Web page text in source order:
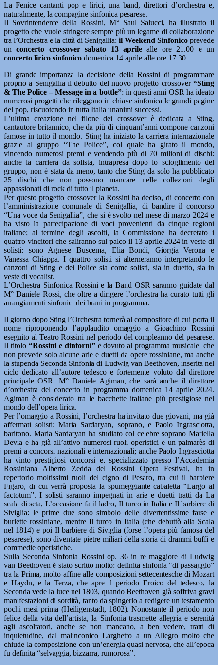
La Fenice cantanti pop e lirici, una band, direttori d’orchestra e,
naturalmente, la compagine sinfonica pesarese.
Il Sovrintendente della Rossini, M° Saul Salucci, ha illustrato il
progetto che vuole stringere sempre più un legame di collaborazione
tra l’Orchestra e la città di Senigallia: il Weekend Sinfonico prevede
unconcerto crossover sabato 13 aprile alle ore 21.00 e un
concerto lirico sinfonico domenica 14 aprile alle ore 17.30.
Di grande importanza la decisione della Rossini di programmare
proprio a Senigallia il debutto del nuovo progetto crossover “Sting
& The Police – Message in a bottle”: in questi anni OSR ha ideato
numerosi progetti che rileggono in chiave sinfonica le grandi pagine
del pop, riscuotendo in tutta Italia unanimi successi.
L’ultima creazione nel filone dei crossover è dedicata a Sting,
cantautore britannico, che da più di cinquant’anni compone canzoni
famose in tutto il mondo. Sting ha iniziato la carriera internazionale
grazie al gruppo “The Police”, col quale ha girato il mondo,
vincendo numerosi premi e vendendo più di 70 milioni di dischi:
anche la carriera da solista, intrapresa dopo lo scioglimento del
gruppo, non è stata da meno, tanto che Sting da solo ha pubblicato
25 dischi che non possono mancare nelle collezioni degli
appassionati di rock di tutto il pianeta.
Per questo progetto crossover la Rossini ha deciso, di concerto con
l’amministrazione comunale di Senigallia, di bandire il concorso
“Una voce da Senigallia”, che si è svolto nel mese di marzo 2024 e
ha visto la partecipazione di voci provenienti da cinque regioni
italiane; al termine degli ascolti, la Commissione ha decretato i
quattro vincitori che saliranno sul palco il 13 aprile 2024 in veste di
solisti: sono Agnese Buscema, Elia Bondi, Giorgia Verona e
Vanessa Chiappa. I quattro solisti si alterneranno interpretando le
canzoni di Sting e dei Police sia come solisti, sia in duetto, sia in
veste di vocalist.
L’Orchestra Sinfonica Rossini e la Band OSR saranno guidate dal
M° Daniele Rossi, che oltre a dirigere l’orchestra ha curato tutti gli
arrangiamenti sinfonici dei brani in programma.
Il giorno dopo Sting l’Orchestra tornerà al compositore di cui porta il
nome riproponendo l’applaudito omaggio a Gioachino Rossini
eseguito al Teatro Rossini nel periodo del compleanno del pesarese.
Il titolo “Rossini e dintorni”è dovuto al programma musicale, che
non prevede solo alcune arie e duetti da opere rossiniane, ma anche
la stupenda Seconda Sinfonia di Ludwig van Beethoven, inserita nel
ciclo dedicato all’autore tedesco e fortemente voluto dal direttore
principale OSR, M° Daniele Agiman, che sarà anche il direttore
d’orchestra del concerto in programma domenica 14 aprile 2024.
Agiman è considerato tra le bacchette italiane più prestigiose nel
mondo dell’opera lirica.
Per l’omaggio a Rossini, l’orchestra ha invitato due giovani, ma già
affermati solisti: Maria Sardaryan, soprano, e Paolo Ingrasciotta,
baritono. Maria Sardaryan ha studiato col celebre soprano Mariella
Devia e ha già all’attivo numerosi ruoli operistici e un palmarès di
premi a concorsi nazionali e internazionali; anche Paolo Ingrasciotta
ha vinto prestigiosi concorsi e, specializzato presso l’Accademia
Rossiniana Alberto Zedda del Rossini Opera Festival, ha in
repertorio moltissimi ruoli del cigno di Pesaro, tra cui il barbiere
Figaro, di cui verrà proposta la spumeggiante cabaletta “Largo al
factotum”. I solisti saranno impegnati in arie e duetti tratti da La
scala di seta, L’occasione fa il ladro, Il turco in Italia e Il barbiere di
Siviglia: le prime due sono simbolo delle divertentissime farse e
burlette rossiniane, mentre Il turco in Italia (che debuttò alla Scala
nel 1814) e poi Il barbiere di Siviglia (forse l’opera più famosa del
pesarese), sono diventate pietre miliari della storia di drammi buffi e
commedie operistiche.
Sulla Seconda Sinfonia Rossini op. 36 in re maggiore di Ludwig
van Beethoven è stato scritto molto: definita sinfonia “di passaggio”
tra la Prima, molto affine alle composizioni settecentesche di Mozart
e Haydn, e la Terza, che apre il periodo Eroico del tedesco, la
Seconda vede la luce nel 1803, quando Beethoven già soffriva gravi
manifestazioni di sordità, tanto da spingerlo a redigere un testamento
pochi mesi prima (Heiligenstadt, 1802). Nonostante il periodo non
felice della vita dell’artista, la Sinfonia trasmette allegria e serenità
agli ascoltatori, anche se non mancano, a ben vedere, tratti di
inquietudine, dal malinconico Larghetto a un Allegro molto che
chiude la composizione con un’energia quasi nervosa, che all’epoca
fu definita “selvaggia, bizzarra, rumorosa”.